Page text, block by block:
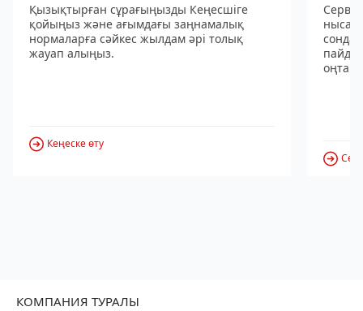
Қызықтырған сұрағыңызды Кеңесшіге
қойыңыз және ағымдағы заңнамалық
нормаларға сәйкес жылдам әрі толық
жауап алыңыз.
Кеңеске өту
КОМПАНИЯ ТУРАЛЫ